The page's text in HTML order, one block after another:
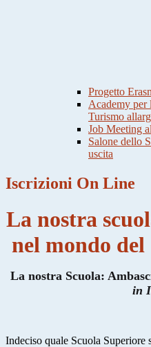
Progetto
Academy per
Turismo
Job Meeting
Salone dello
uscita
Iscrizioni On Line
La nostra
nel mondo
La nostra Scuola:
in
Indeciso quale Scuola Superiore